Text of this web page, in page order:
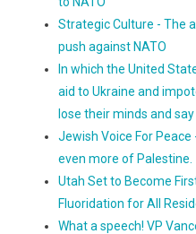
Strategic Culture - The
push against NATO
In which the United
aid to Ukraine and
lose their minds and
Jewish Voice For Peace
even more of Palestine.
Utah Set to Become
Fluoridation for All
What a speech! VP